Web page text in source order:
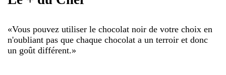
«Vous pouvez utiliser le chocolat noir de votre choix en
n'oubliant pas que chaque chocolat a un terroir et donc
un goût différent.»